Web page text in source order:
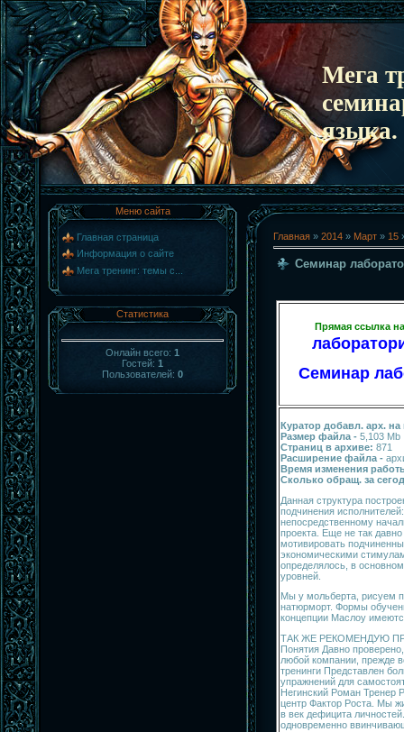
Мега
языка.
Меню сайта
Главная страница
Информация о сайте
Мега тренинг: темы с...
Статистика
Онлайн всего: 1
Гостей: 1
Пользователей: 0
Главная » 2014 » Март » 15
Семинар
Прямая ссылка
Семинар
Куратор добавл. арх.
Размер файла - 5,103 Mb
Страниц в архиве: 871
Расширение файла -
Время изменения
Сколько обращ. за
Данная структура
подчинения
непосредственному
проекта. Еще не так
мотивировать
экономическими
определялось, в
уровней.
Мы у мольберта, рисуем
натюрморт. Формы
концепции Маслоу
ТАК ЖЕ РЕКОМЕНДУЮ
Понятия Давно
любой компании, прежде
тренинги Представлен
упражнений для
Негинский Роман Тренер
центр Фактор Роста. Мы
в век дефицита
одновременно